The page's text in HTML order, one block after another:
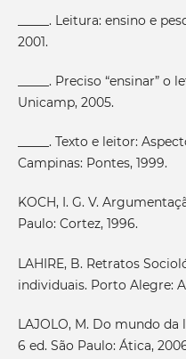
_____. Leitura: ensino e
2001.
_____. Preciso “ensinar”
Unicamp, 2005.
_____. Texto e leitor:
Campinas: Pontes, 1999.
KOCH, I. G. V.
Paulo: Cortez, 1996.
LAHIRE, B. Retratos
individuais. Porto Alegre:
LAJOLO, M. Do mundo
6 ed. São Paulo: Ática,